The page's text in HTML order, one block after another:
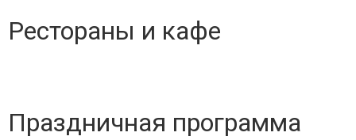
Рестораны и кафе
Праздничная программа